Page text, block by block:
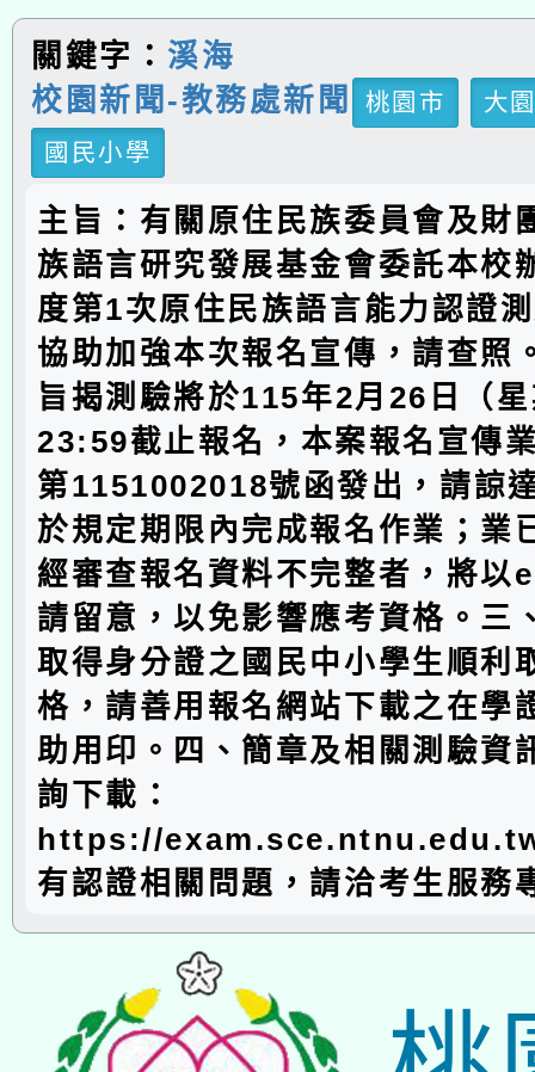
關鍵字： 溪海
校園新聞-教務處新聞
桃園市
大
國民小學
主旨：有關原住民族委員會及財
族語言研究發展基金會委託本校
度第1次原住民族語言能力認證
協助加強本次報名宣傳，請查照
旨揭測驗將於115年2月26日（
23:59截止報名，本案報名宣傳
第1151002018號函發出，請諒
於規定期限內完成報名作業；業
經審查報名資料不完整者，將以
請留意，以免影響應考資格。三
取得身分證之國民中小學生順利
格，請善用報名網站下載之在學
助用印。四、簡章及相關測驗資
詢下載：
https://
有認證相關問題，請洽考生服務